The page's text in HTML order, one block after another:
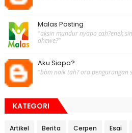
Malas Posting
"aksin mundur nyapo cah?enek
dhewe?"
Aku Siapa?
"bbm naik tah? ora pengurangan
KATEGORI
Artikel Berita Cerpen Esai